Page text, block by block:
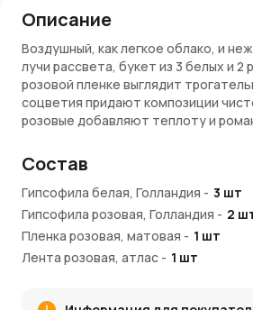
Описание
Воздушный, как легкое облако, и
лучи рассвета, букет из 3 белых и 2
розовой пленке выглядит
соцветия придают композиции
розовые добавляют теплоту и
завершенным, гармоничным и
Символика букета
Белая гипсофила символизирует
а розовая — нежность, заботу и
букет словно говорит без слов,
Состав
Гипсофила белая, Голландия - 3 шт
Гипсофила розовая, Голландия - 2
Пленка розовая, матовая - 1 шт
Лента розовая, атлас - 1 шт